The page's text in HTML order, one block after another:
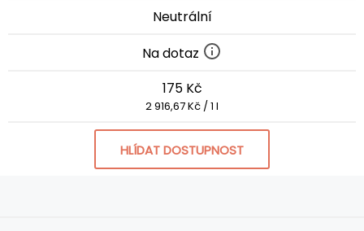
Neutrální
Na dotaz
175 Kč
2 916,67 Kč / 1 l
HLÍDAT DOSTUPNOST